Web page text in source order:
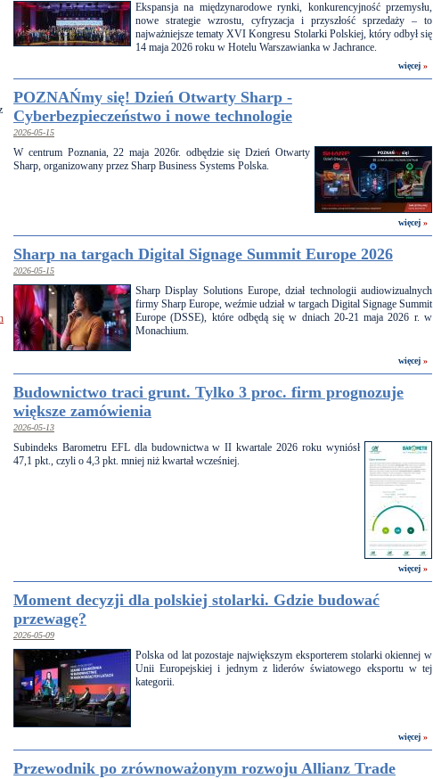
Ekspansja na międzynarodowe rynki, konkurencyjność przemysłu,
nowe strategie wzrostu, cyfryzacja i przyszłość sprzedaży – to
najważniejsze tematy XVI Kongresu Stolarki Polskiej, który odbył się
14 maja 2026 roku w Hotelu Warszawianka w Jachrance.
więcej »
POZNAŃmy się! Dzień Otwarty Sharp -
Cyberbezpieczeństwo i nowe technologie
2026-05-15
W centrum Poznania, 22 maja 2026r. odbędzie się Dzień Otwarty
Sharp, organizowany przez Sharp Business Systems Polska.
więcej »
Sharp na targach Digital Signage Summit Europe 2026
2026-05-15
Sharp Display Solutions Europe, dział technologii audiowizualnych
firmy Sharp Europe, weźmie udział w targach Digital Signage Summit
Europe (DSSE), które odbędą się w dniach 20-21 maja 2026 r. w
Monachium.
więcej »
Budownictwo traci grunt. Tylko 3 proc. firm prognozuje
większe zamówienia
2026-05-13
Subindeks Barometru EFL dla budownictwa w II kwartale 2026 roku wyniósł
47,1 pkt., czyli o 4,3 pkt. mniej niż kwartał wcześniej.
więcej »
Moment decyzji dla polskiej stolarki. Gdzie budować
przewagę?
2026-05-09
Polska od lat pozostaje największym eksporterem stolarki okiennej w
Unii Europejskiej i jednym z liderów światowego eksportu w tej
kategorii.
więcej »
Przewodnik po zrównoważonym rozwoju Allianz Trade